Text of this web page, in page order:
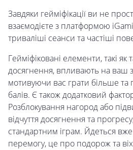
Завдяки гейміфікації ви не
взаємодієте з платформою
триваліші сеанси та частіші
Гейміфіковані елементи, такі як
досягнення, впливають на ваш
мотивуючи вас грати більше
балів. Є також додатковий
Розблокування нагород або
відчуття досягнення та
стандартним іграм. Йдеться
перемогу, це про подорож та